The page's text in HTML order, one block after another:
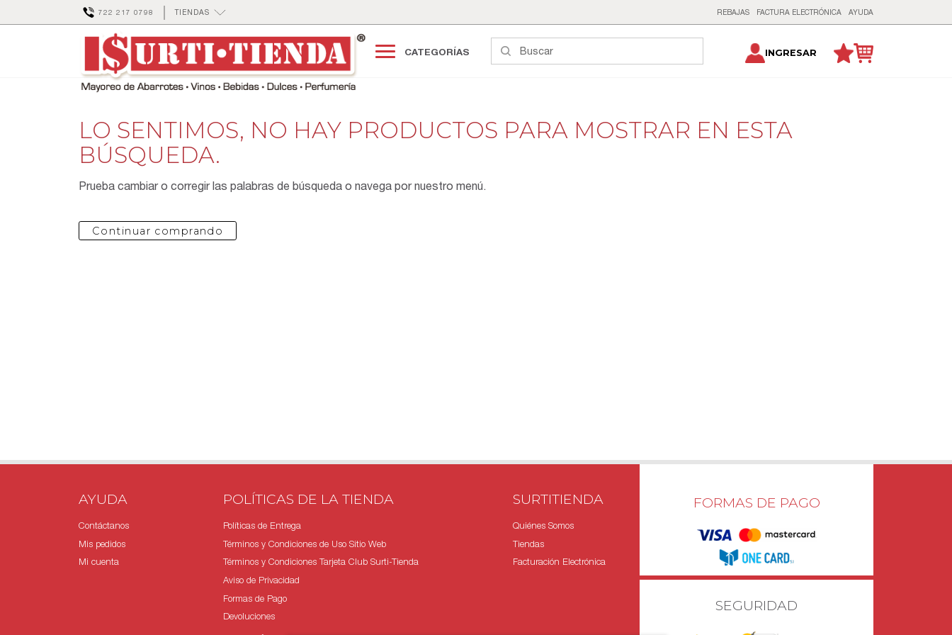
722 217 0798 TIENDAS REBAJAS FACTURA ELECTRÓNICA AYUDA
INGRESAR
CATEGORÍAS
LO SENTIMOS, NO HAY PRODUCTOS PARA MOSTRAR EN ESTA
BÚSQUEDA.
Prueba cambiar o corregir las palabras de búsqueda o navega por nuestro menú.
Continuar comprando
AYUDA
Contáctanos
Mis pedidos
Mi cuenta
POLÍTICAS DE LA TIENDA
Políticas de Entrega
Términos y Condiciones de Uso Sitio Web
Términos y Condiciones Tarjeta Club Surti-Tienda
Aviso de Privacidad
Formas de Pago
Devoluciones
SURTITIENDA
Quiénes Somos
Tiendas
Facturación Electrónica
FORMAS DE PAGO
SEGURIDAD